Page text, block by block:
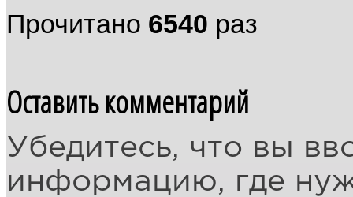
Прочитано 6540 раз
Оставить комментарий
Убедитесь, что вы
информацию, где